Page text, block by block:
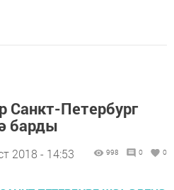
Санкт-Петербург
барды
2018 - 14:53 998 0 0